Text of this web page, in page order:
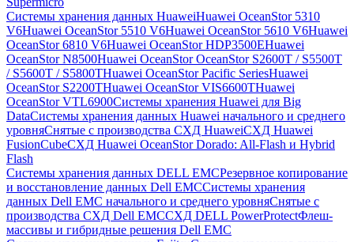
Системы хранения данных HuaweiHuawei OceanStor 5310
V6Huawei OceanStor 5510 V6Huawei OceanStor 5610 V6Huawei
OceanStor 6810 V6Huawei OceanStor HDP3500EHuawei
OceanStor N8500Huawei OceanStor OceanStor S2600T / S5500T
/ S5600T / S5800THuawei OceanStor Pacific SeriesHuawei
OceanStor S2200THuawei OceanStor VIS6600THuawei
OceanStor VTL6900Системы хранения Huawei для Big
DataСистемы хранения данных Huawei начального и среднего
уровняСнятые с производства СХД HuaweiСХД Huawei
FusionCubeСХД Huawei OceanStor Dorado: All-Flash и Hybrid
Flash
Системы хранения данных DELL EMCРезервное копирование
и восстановление данных Dell EMCСистемы хранения
данных Dell EMC начального и среднего уровняСнятые с
производства СХД Dell EMCСХД DELL PowerProtectФлеш-
массивы и гибридные решения Dell EMC